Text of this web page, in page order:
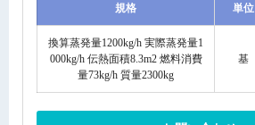
規格 単位
換算蒸発量1200kg/h 実際蒸発量1
000kg/h 伝熱面積8.3m2 燃料消費
量73kg/h 質量2300kg
基